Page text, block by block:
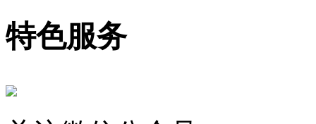
特色服务